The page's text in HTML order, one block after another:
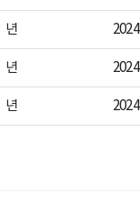
년 2024
년 2024
년 2024